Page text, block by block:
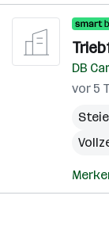
DB
vor 5